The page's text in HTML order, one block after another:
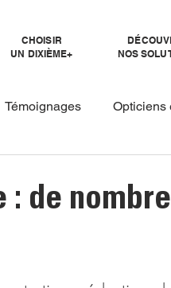
CHOISIR
UN DIXIÈME+
NOS
Témoignages Opticiens
de